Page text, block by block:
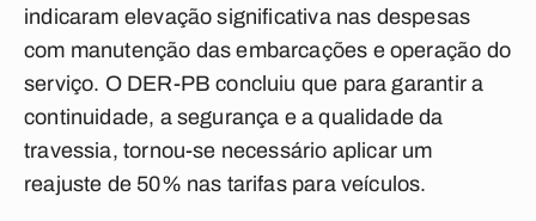
indicaram elevação significativa nas despesas
com manutenção das embarcações e operação do
serviço. O DER-PB concluiu que para garantir a
continuidade, a segurança e a qualidade da
travessia, tornou-se necessário aplicar um
reajuste de 50% nas tarifas para veículos.